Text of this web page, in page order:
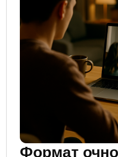
к диплому» — это путь
в профессию